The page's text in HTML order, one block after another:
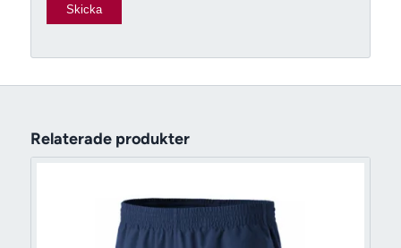
Relaterade produkter